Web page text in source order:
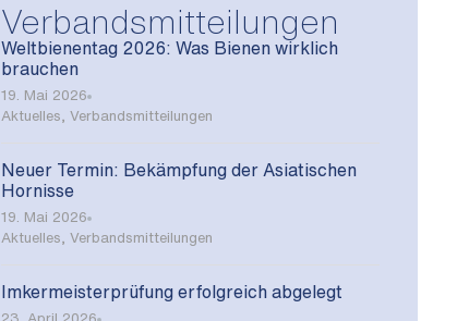
Verbandsmitteilungen
Weltbienentag 2026: Was Bienen wirklich
brauchen
19. Mai 2026
Aktuelles
,Verbandsmitteilungen
Neuer Termin: Bekämpfung der Asiatischen
Hornisse
19. Mai 2026
Aktuelles
,Verbandsmitteilungen
Imkermeisterprüfung erfolgreich abgelegt